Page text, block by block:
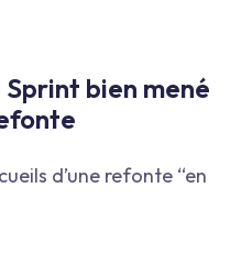
Sprint bien mené
d’une refonte “en